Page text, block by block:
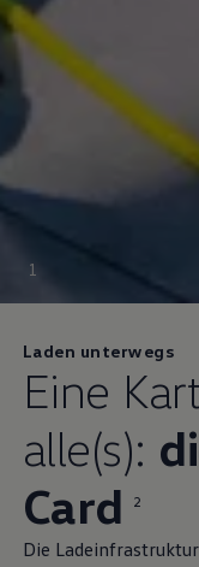
1
Laden unterwegs
Eine
alle(s):
Card
2
Die Ladeinfrastruktur